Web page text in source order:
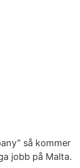
så kommer
jobb på Malta.